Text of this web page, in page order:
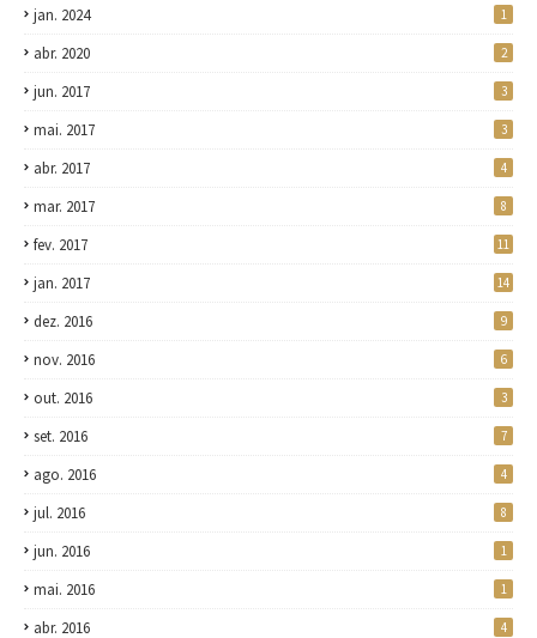
jan. 2024 1
abr. 2020 2
jun. 2017 3
mai. 2017 3
abr. 2017 4
mar. 2017 8
fev. 2017 11
jan. 2017 14
dez. 2016 9
nov. 2016 6
out. 2016 3
set. 2016 7
ago. 2016 4
jul. 2016 8
jun. 2016 1
mai. 2016 1
abr. 2016 4